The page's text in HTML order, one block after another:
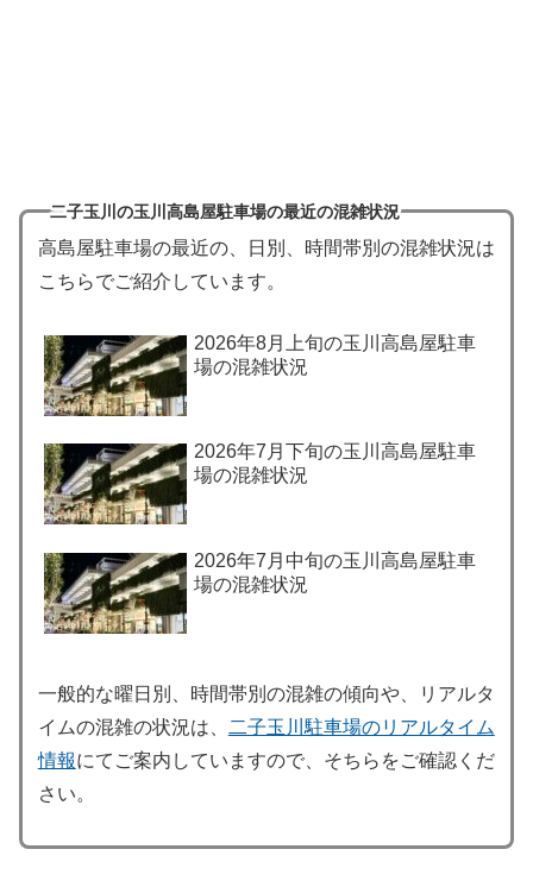
二子玉川の玉川高島屋駐車場の最近の混雑状況
高島屋駐車場の最近の、日別、時間帯別の混雑状況は
こちらでご紹介しています。
2026年8月上旬の玉川高島屋駐車
場の混雑状況
2026年7月下旬の玉川高島屋駐車
場の混雑状況
2026年7月中旬の玉川高島屋駐車
場の混雑状況
一般的な曜日別、時間帯別の混雑の傾向や、リアルタ
イムの混雑の状況は、
二子玉川駐車場のリアルタイム
情報にてご案内していますので、そちらをご確認くだ
さい。